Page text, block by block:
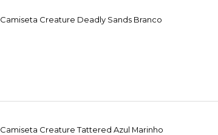
Camiseta Creature Deadly Sands Branco
Camiseta Creature Tattered Azul Marinho